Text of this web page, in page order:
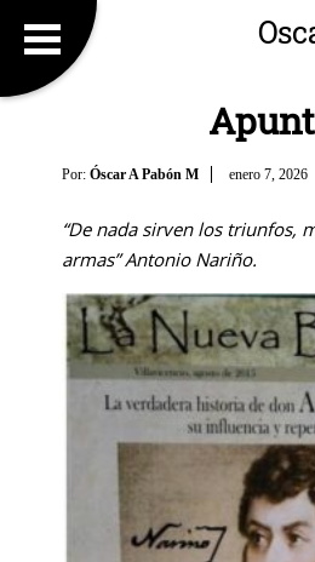
Por:Óscar A Pabón M enero 7, 2026
“De nada sirven los triunfos,
armas” Antonio Nariño.